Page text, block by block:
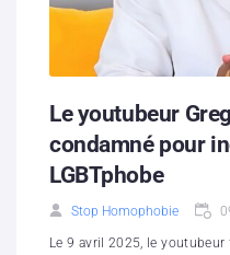
Le youtubeur
condamné pour
LGBTphobe
Stop Homophobie
Le 9 avril 2025, le